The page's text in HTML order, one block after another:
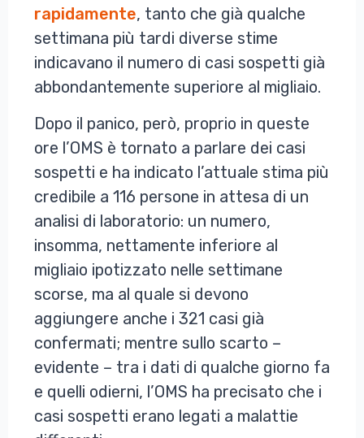
rapidamente, tanto che già qualche
settimana più tardi diverse stime
indicavano il numero di casi sospetti già
abbondantemente superiore al migliaio.
Dopo il panico, però, proprio in queste
ore l’OMS è tornato a parlare dei casi
sospetti e ha indicato l’attuale stima più
credibile a 116 persone in attesa di un
analisi di laboratorio: un numero,
insomma, nettamente inferiore al
migliaio ipotizzato nelle settimane
scorse, ma al quale si devono
aggiungere anche i 321 casi già
confermati; mentre sullo scarto –
evidente – tra i dati di qualche giorno fa
e quelli odierni, l’OMS ha precisato che i
casi sospetti erano legati a malattie